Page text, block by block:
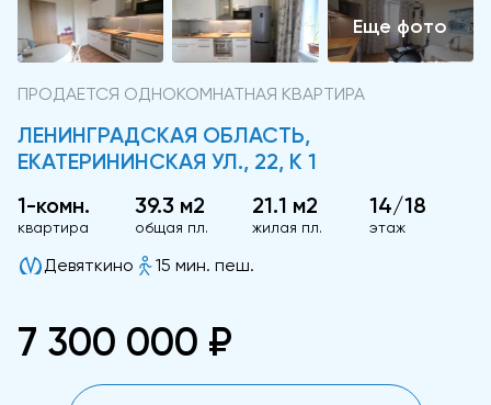
ПРОДАЕТСЯ ОДНОКОМНАТНАЯ КВАРТИРА
ЛЕНИНГРАДСКАЯ ОБЛАСТЬ,
ЕКАТЕРИНИНСКАЯ УЛ., 22, К 1
1-комн.
квартира
39.3 м2
общая пл.
21.1 м2
жилая пл.
14/18
этаж
Девяткино 15 мин. пеш.
7 300 000 ₽